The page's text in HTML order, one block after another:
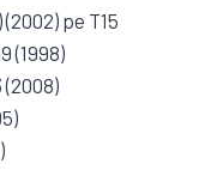
pe T15
(1998)